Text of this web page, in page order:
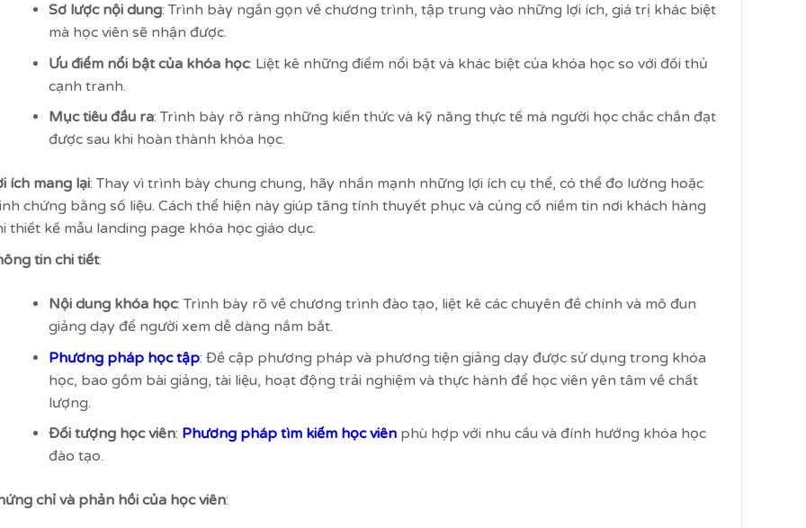
Sơ lược nội dung: Trình bày ngắn gọn về chương trình, tập trung vào những lợi ích, giá trị khác biệt
mà học viên sẽ nhận được.
Ưu điểm nổi bật của khóa học: Liệt kê những điểm nổi bật và khác biệt của khóa học so với đối thủ
cạnh tranh.
Mục tiêu đầu ra: Trình bày rõ ràng những kiến thức và kỹ năng thực tế mà người học chắc chắn đạt
được sau khi hoàn thành khóa học.
ích mang lại: Thay vì trình bày chung chung, hãy nhấn mạnh những lợi ích cụ thể, có thể đo lường hoặc
chứng bằng số liệu. Cách thể hiện này giúp tăng tính thuyết phục và củng cố niềm tin nơi khách hàng
thiết kế mẫu landing page khóa học giáo dục.
tin chi tiết:
Nội dung khóa học: Trình bày rõ về chương trình đào tạo, liệt kê các chuyên đề chính và mô đun
giảng dạy để người xem dễ dàng nắm bắt.
Phương pháp học tập: Đề cập phương pháp và phương tiện giảng dạy được sử dụng trong khóa
học, bao gồm bài giảng, tài liệu, hoạt động trải nghiệm và thực hành để học viên yên tâm về chất
lượng.
Đối tượng học viên: Phương pháp tìm kiếm học viênphù hợp với nhu cầu và đính hướng khóa học
đào tạo.
chỉ và phản hồi của học viên: